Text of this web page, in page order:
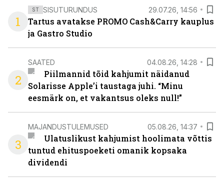
1
ST SISUTURUNDUS 29.07.26, 14:56
Tartus avatakse PROMO Cash&Carry kauplus
ja Gastro Studio
2
SAATED 04.08.26, 14:28
Piilmannid tõid kahjumit näidanud
Solarisse Apple’i taustaga juhi. “Minu
eesmärk on, et vakantsus oleks null!”
3
MAJANDUSTULEMUSED 05.08.26, 14:37
Ulatuslikust kahjumist hoolimata võttis
tuntud ehituspoeketi omanik kopsaka
dividendi